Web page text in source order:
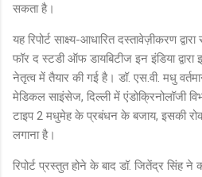
सकता है।
यह रिपोर्ट साक्ष्य-आधारित दस्तावेज़ीकरण द्वारा
फॉर द स्टडी ऑफ डायबिटीज इन इंडिया
नेतृत्व में तैयार की गई है। डॉ. एस.वी. मधु
मेडिकल साइंसेज, दिल्ली में एंडोक्रिनोलॉजी
टाइप 2 मधुमेह के प्रबंधन के बजाय, इसकी
लगाना है।
रिपोर्ट प्रस्तुत होने के बाद डॉ. जितेंद्र सिंह